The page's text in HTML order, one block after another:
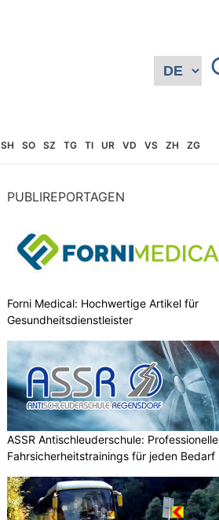
SH SO SZ TG TI UR VD VS ZH ZG
PUBLIREPORTAGEN
Forni Medical: Hochwertige Artikel für
Gesundheitsdienstleister
ASSR Antischleuderschule: Professionelle
Fahrsicherheitstrainings für jeden Bedarf